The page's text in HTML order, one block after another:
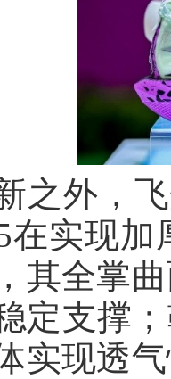
之外，
在实现
其全掌
定支撑
实现透